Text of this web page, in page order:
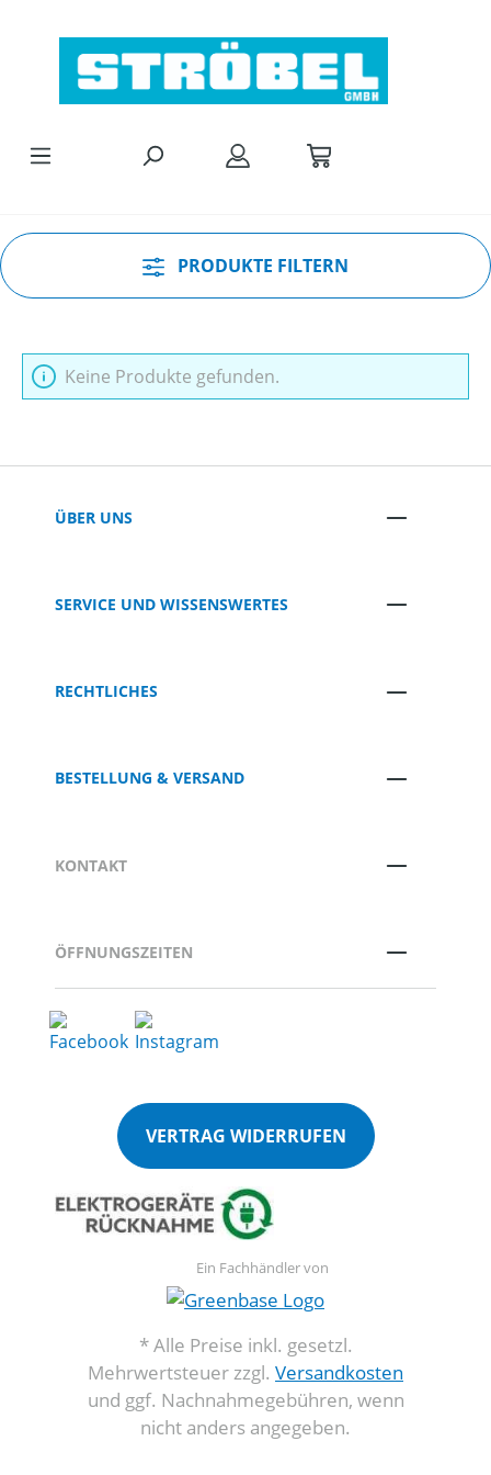
PRODUKTE FILTERN
Keine Produkte gefunden.
ÜBER UNS
SERVICE UND WISSENSWERTES
RECHTLICHES
BESTELLUNG & VERSAND
KONTAKT
ÖFFNUNGSZEITEN
VERTRAG WIDERRUFEN
Ein Fachhändler von
* Alle Preise inkl. gesetzl.
Mehrwertsteuer zzgl. Versandkosten
und ggf. Nachnahmegebühren, wenn
nicht anders angegeben.